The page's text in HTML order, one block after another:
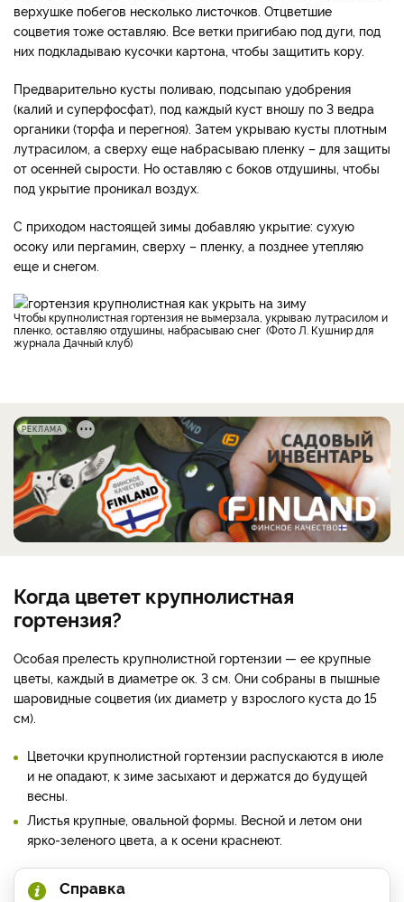
верхушке побегов несколько листочков. Отцветшие
соцветия тоже оставляю. Все ветки пригибаю под дуги, под
них подкладываю кусочки картона, чтобы защитить кору.
Предварительно кусты поливаю, подсыпаю удобрения
(калий и суперфосфат), под каждый куст вношу по 3 ведра
органики (торфа и перегноя). Затем укрываю кусты плотным
лутрасилом, а сверху еще набрасываю пленку – для защиты
от осенней сырости. Но оставляю с боков отдушины, чтобы
под укрытие проникал воздух.
С приходом настоящей зимы добавляю укрытие: сухую
осоку или пергамин, сверху – пленку, а позднее утепляю
еще и снегом.
Чтобы крупнолистная гортензия не вымерзала, укрываю лутрасилом и
пленко, оставляю отдушины, набрасываю снег (Фото Л. Кушнир для
журнала Дачный клуб)
РЕКЛАМА
Когда цветет крупнолистная
гортензия?
Особая прелесть крупнолистной гортензии — ее крупные
цветы, каждый в диаметре ок. 3 см. Они собраны в пышные
шаровидные соцветия (их диаметр у взрослого куста до 15
см).
Цветочки крупнолистной гортензии распускаются в июле
и не опадают, к зиме засыхают и держатся до будущей
весны.
Листья крупные, овальной формы. Весной и летом они
ярко-зеленого цвета, а к осени краснеют.
Справка